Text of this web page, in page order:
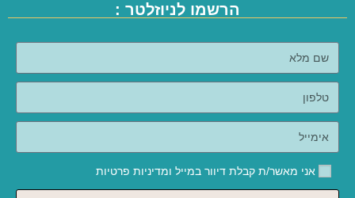
הרשמו לניוזלטר :
אני מאשר/ת קבלת דיוור במייל ומדיניות פרטיות